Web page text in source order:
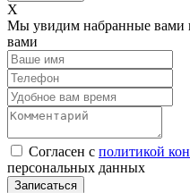
Х
Мы увидим набранные вами
вами
Согласен с политикой
персональных данных